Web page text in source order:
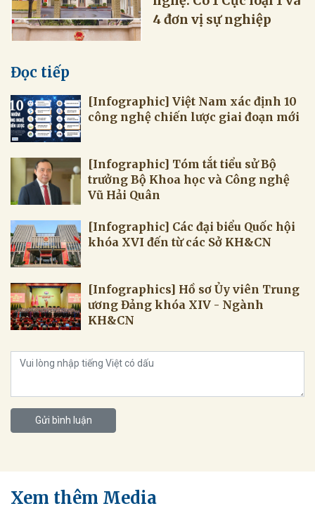
4 đơn vị sự nghiệp
Đọc tiếp
[Infographic] Việt Nam xác định 10
công nghệ chiến lược giai đoạn mới
[Infographic] Tóm tắt tiểu sử Bộ
trưởng Bộ Khoa học và Công nghệ
Vũ Hải Quân
[Infographic] Các đại biểu Quốc hội
khóa XVI đến từ các Sở KH&CN
[Infographics] Hồ sơ Ủy viên Trung
ương Đảng khóa XIV - Ngành
KH&CN
Gửi bình luận
Xem thêm Media